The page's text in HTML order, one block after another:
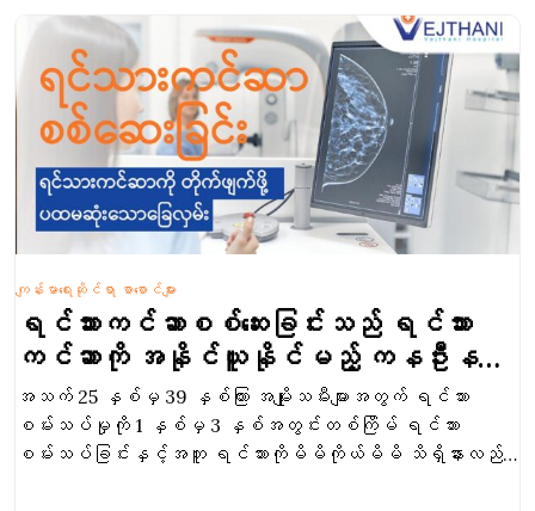
ရင်သားကင်ဆာစစ်ဆေးခြင်းသည် ရင်သား
ကင်ဆာကို အနိုင်ယူနိုင်မည့် ကနဦးနည်း
လမ်းတစ်ခုဖြစ်ပါသည်။
အသက် 25 နှစ်မှ 39 နှစ်ကြား အမျိုးသမီးများအတွက် ရင်သား
စမ်းသပ်မှုကို 1 နှစ်မှ 3 နှစ်အတွင်းတစ်ကြိမ် ရင်သား
စမ်းသပ်ခြင်းနှင့်အတူ ရင်သားကိုမိမိကိုယ်မိမိ သိရှိနားလည်
ကျန်းမာရေးဆိုင်ရာ စာစောင်များ